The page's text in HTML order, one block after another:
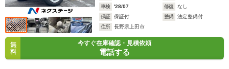
車検
'28/07 修復
なし
保証
保証付 整備
法定整備付
住所
長野県上田市
無
料
今すぐ在庫確認・見積依頼
電話する